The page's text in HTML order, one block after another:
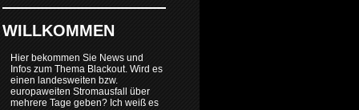
WILLKOMMEN
Hier bekommen Sie News und
Infos zum Thema Blackout. Wird es
einen landesweiten bzw.
europaweiten Stromausfall über
mehrere Tage geben? Ich weiß es